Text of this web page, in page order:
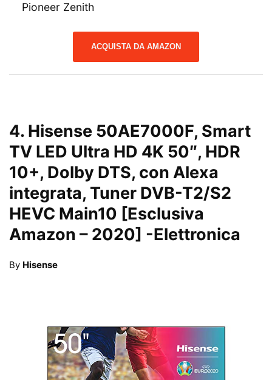
Pioneer Zenith
ACQUISTA DA AMAZON
4. Hisense 50AE7000F, Smart
TV LED Ultra HD 4K 50″, HDR
10+, Dolby DTS, con Alexa
integrata, Tuner DVB-T2/S2
HEVC Main10 [Esclusiva
Amazon – 2020] -Elettronica
By Hisense